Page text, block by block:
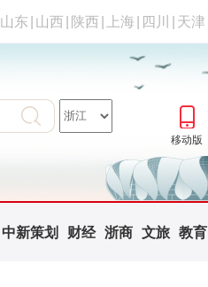
山东 山西 陕西 上海 四川 天津
移动版
中新策划 财经 浙商 文旅 教育